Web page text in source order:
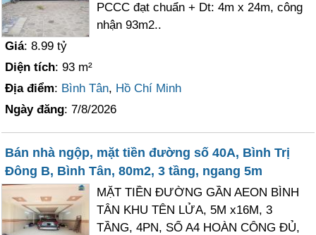
PCCC đạt chuẩn + Dt: 4m x 24m, công
nhận 93m2..
Giá: 8.99 tỷ
Diện tích: 93 m²
Địa điểm: Bình Tân, Hồ Chí Minh
Ngày đăng: 7/8/2026
Bán nhà ngộp, mặt tiền đường số 40A, Bình Trị
Đông B, Bình Tân, 80m2, 3 tầng, ngang 5m
MẶT TIỀN ĐƯỜNG GẦN AEON BÌNH
TÂN KHU TÊN LỬA, 5M x16M, 3
TẦNG, 4PN, SỔ A4 HOÀN CÔNG ĐỦ,